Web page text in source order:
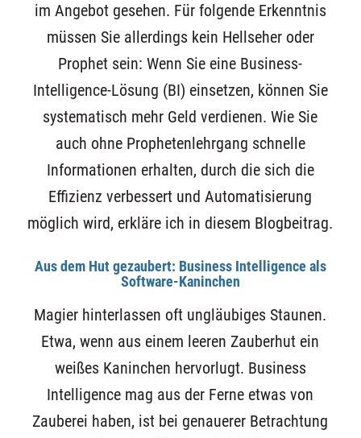
im Angebot gesehen. Für folgende Erkenntnis
müssen Sie allerdings kein Hellseher oder
Prophet sein: Wenn Sie eine Business-
Intelligence-Lösung (BI) einsetzen, können Sie
systematisch mehr Geld verdienen. Wie Sie
auch ohne Prophetenlehrgang schnelle
Informationen erhalten, durch die sich die
Effizienz verbessert und Automatisierung
möglich wird, erkläre ich in diesem Blogbeitrag.
Aus dem Hut gezaubert: Business Intelligence als
Software-Kaninchen
Magier hinterlassen oft ungläubiges Staunen.
Etwa, wenn aus einem leeren Zauberhut ein
weißes Kaninchen hervorlugt. Business
Intelligence mag aus der Ferne etwas von
Zauberei haben, ist bei genauerer Betrachtung